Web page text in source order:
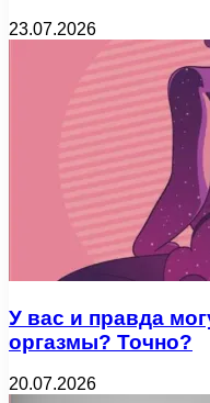
23.07.2026
У вас и правда
оргазмы? Точно?
20.07.2026